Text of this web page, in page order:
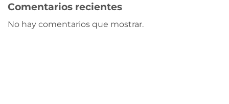
Comentarios recientes
No hay comentarios que mostrar.